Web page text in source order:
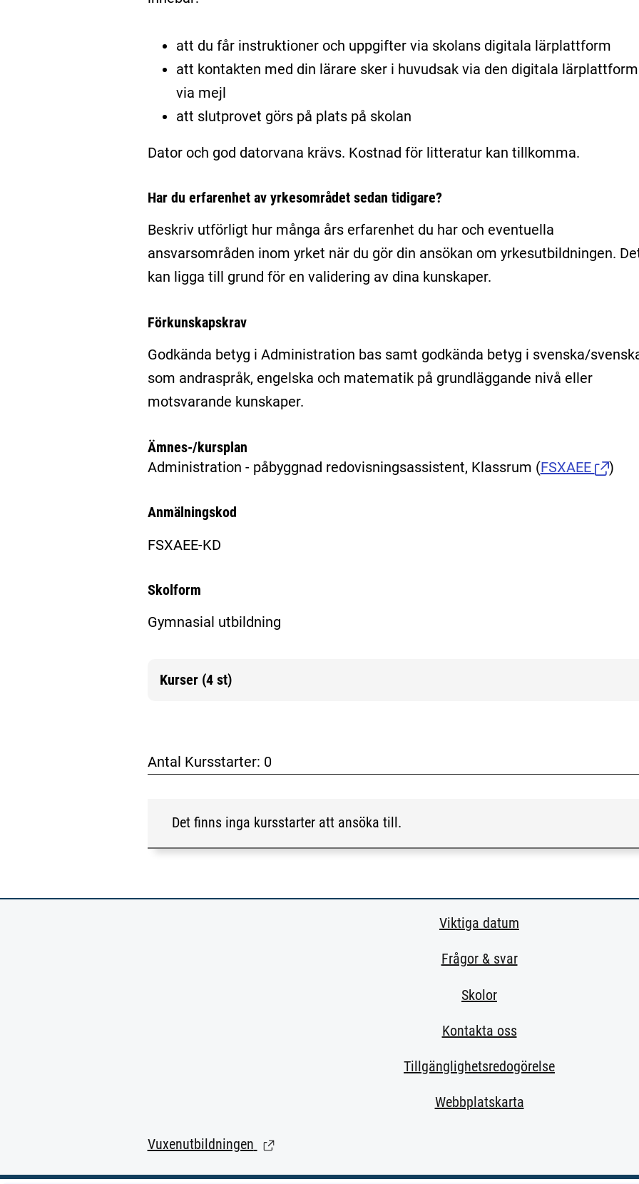
att du får instruktioner och uppgifter via skolans digitala lärplattform
att kontakten med din lärare sker i huvudsak via den digitala
via mejl
att slutprovet görs på plats på skolan
Dator och god datorvana krävs. Kostnad för litteratur kan tillkomma.
Har du erfarenhet av yrkesområdet sedan tidigare?
Beskriv utförligt hur många års erfarenhet du har och eventuella
ansvarsområden inom yrket när du gör din ansökan om yrkesutbildningen.
kan ligga till grund för en validering av dina kunskaper.
Förkunskapskrav
Godkända betyg i Administration bas samt godkända betyg i svenska/
som andraspråk, engelska och matematik på grundläggande nivå eller
motsvarande kunskaper.
Ämnes-/kursplan
Administration - påbyggnad redovisningsassistent, Klassrum (FSXAEE )
Anmälningskod
FSXAEE-KD
Skolform
Gymnasial utbildning
Kurser (4 st)
Mer information
Antal Kursstarter: 0
Det finns inga kursstarter att ansöka till.
Viktiga datum
Frågor & svar
Skolor
Kontakta oss
Tillgänglighetsredogörelse
Webbplatskarta
Vuxenutbildningen (Länk till extern sida.)